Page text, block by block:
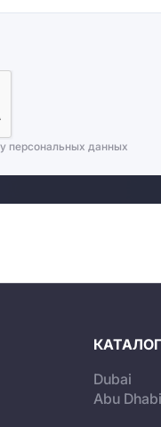
персональных данных
Dubai
Abu Dhabi